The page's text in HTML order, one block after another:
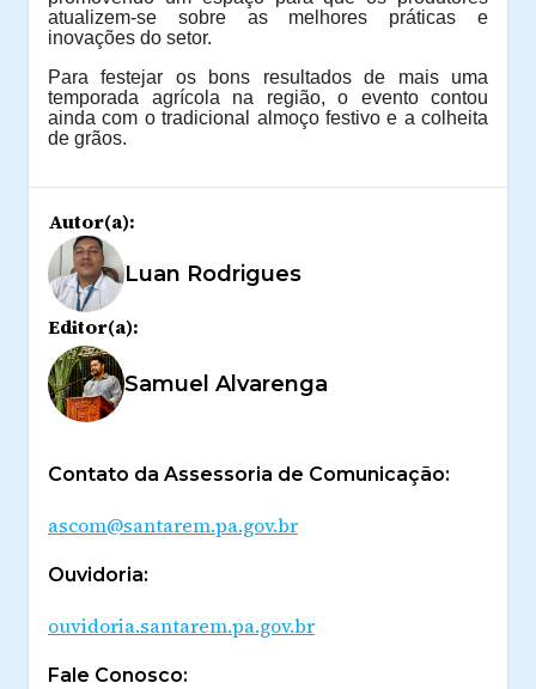
atualizem-se sobre as melhores práticas e
inovações do setor.
Para festejar os bons resultados de mais uma
temporada agrícola na região, o evento contou
ainda com o tradicional almoço festivo e a colheita
de grãos.
Autor(a):
Luan Rodrigues
Editor(a):
Samuel Alvarenga
Contato da Assessoria de Comunicação:
ascom@santarem.pa.gov.br
Ouvidoria:
ouvidoria.santarem.pa.gov.br
Fale Conosco: